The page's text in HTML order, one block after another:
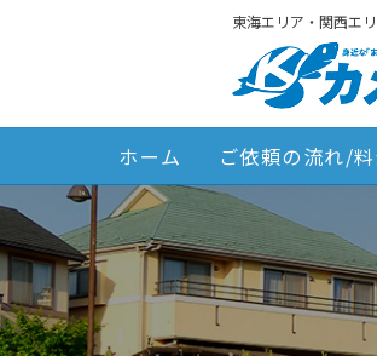
東海エリア・関西エ
ホーム ご依頼の流れ/